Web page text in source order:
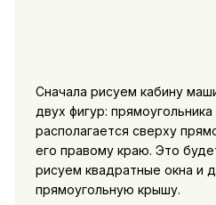
Сначала рисуем кабину
двух фигур:
располагается сверху
его правому краю. Это
рисуем квадратные окна и
прямоугольную крышу.